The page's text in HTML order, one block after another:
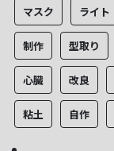
マスク ライト
制作 型取り
心臓 改良
粘土 自作